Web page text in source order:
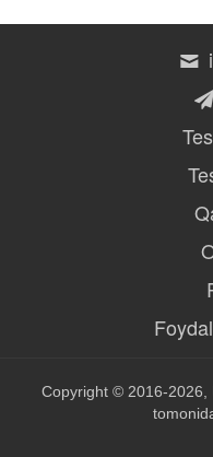
Copyright © 2016-2026,